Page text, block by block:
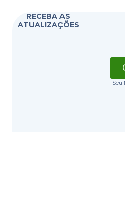
RECEBA AS
ATUALIZAÇÕES
Seu